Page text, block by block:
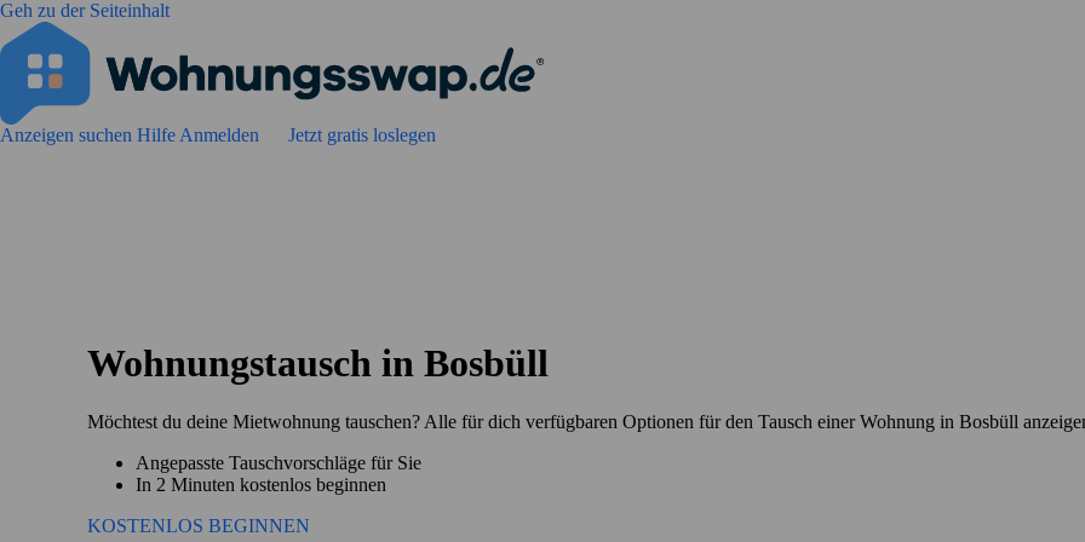
Geh zu der Seiteinhalt
Anzeigen suchen Hilfe Anmelden Jetzt gratis loslegen
Wohnungstausch in Bosbüll
Möchtest du deine Mietwohnung tauschen? Alle für dich verfügbaren Optionen für den Tausch einer Wohnung in Bosbüll
Angepasste Tauschvorschläge für Sie
In 2 Minuten kostenlos beginnen
KOSTENLOS BEGINNEN